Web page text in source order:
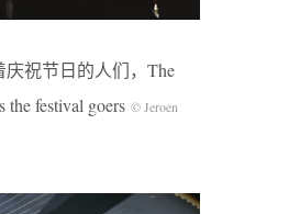
祝节日的人们，The
the festival goers © Jeroen